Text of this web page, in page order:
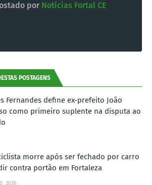
por Notícias Fortal CE
POSTAGENS
Fernandes define ex-prefeito João
como primeiro suplente na disputa ao
morre após ser fechado por carro
contra portão em Fortaleza
2026